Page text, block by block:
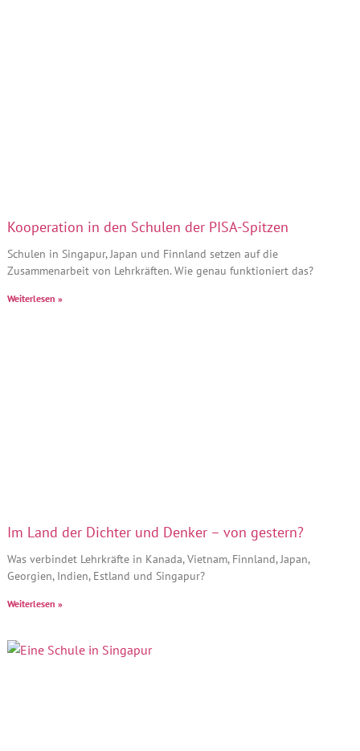
Kooperation in den Schulen der PISA-Spitzen
Schulen in Singapur, Japan und Finnland setzen auf die
Zusammenarbeit von Lehrkräften. Wie genau funktioniert das?
Weiterlesen »
Im Land der Dichter und Denker – von gestern?
Was verbindet Lehrkräfte in Kanada, Vietnam, Finnland, Japan,
Georgien, Indien, Estland und Singapur?
Weiterlesen »